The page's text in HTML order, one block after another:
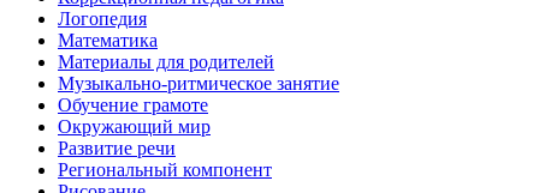
Логопедия
Математика
Материалы для родителей
Музыкально-ритмическое занятие
Обучение грамоте
Окружающий мир
Развитие речи
Региональный компонент